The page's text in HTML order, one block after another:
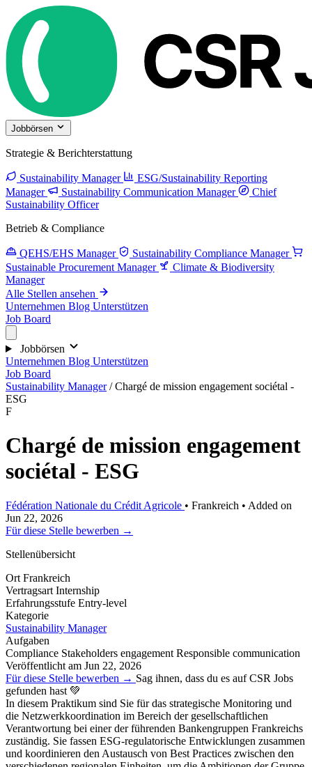
Jobbörsen
Strategie & Berichterstattung
Sustainability Manager
ESG/Sustainability Reporting
Manager
Sustainability Communication Manager
Chief
Sustainability Officer
Betrieb & Compliance
QEHS/EHS Manager
Sustainability Compliance Manager
Sustainable Procurement Manager
Climate & Biodiversity
Manager
Alle Stellen ansehen
Unternehmen Blog Unterstützen
Job Board
Jobbörsen
Unternehmen Blog Unterstützen
Job Board
Sustainability Manager / Chargé de mission engagement sociétal -
ESG
F
Chargé de mission engagement
sociétal - ESG
Fédération Nationale du Crédit Agricole • Frankreich • Added on
Jun 22, 2026
Für diese Stelle bewerben →
Stellenübersicht
Ort Frankreich
Vertragsart Internship
Erfahrungsstufe Entry-level
Kategorie
Sustainability Manager
Aufgaben
Compliance Stakeholders engagement Responsible communication
Veröffentlicht am Jun 22, 2026
Für diese Stelle bewerben → Sag ihnen, dass du es auf CSR Jobs
gefunden hast 💚
In diesem Praktikum sind Sie für das strategische Monitoring und
die Netzwerkkoordination im Bereich der gesellschaftlichen
Verantwortung bei einer der führenden Bankengruppen Frankreichs
zuständig. Sie fassen ESG-regulatorische Entwicklungen zusammen
und koordinieren den Austausch von Best Practices zwischen den